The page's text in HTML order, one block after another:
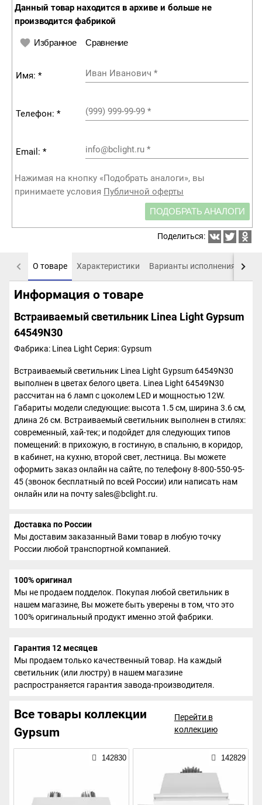
Данный товар находится в архиве и больше не
производится фабрикой
Избранное Сравнение
Имя: * Иван Иванович *
Телефон: * (999) 999-99-99 *
Email: * info@bclight.ru *
Нажимая на кнопку «Подобрать аналоги», вы
принимаете условия Публичной оферты
ПОДОБРАТЬ АНАЛОГИ
Поделиться:
О товаре Характеристики Варианты исполнения
Информация о товаре
Встраиваемый светильник Linea Light Gypsum
64549N30
Фабрика: Linea Light Серия: Gypsum
Встраиваемый светильник Linea Light Gypsum 64549N30
выполнен в цветах белого цвета. Linea Light 64549N30
рассчитан на 6 ламп с цоколем LED и мощностью 12W.
Габариты модели следующие: высота 1.5 см, ширина 3.6 см,
длина 26 см. Встраиваемый светильник выполнен в стилях:
современный, хай-тек; и подойдет для следующих типов
помещений: в прихожую, в гостиную, в спальню, в коридор,
в кабинет, на кухню, второй свет, лестница. Вы можете
оформить заказ онлайн на сайте, по телефону 8-800-550-95-
45 (звонок бесплатный по всей России) или написать нам
онлайн или на почту sales@bclight.ru.
Доставка по России
Мы доставим заказанный Вами товар в любую точку
России любой транспортной компанией.
100% оригинал
Мы не продаем подделок. Покупая любой светильник в
нашем магазине, Вы можете быть уверены в том, что это
100% оригинальный продукт именно этой фабрики.
Гарантия 12 месяцев
Мы продаем только качественный товар. На каждый
светильник (или люстру) в нашем магазине
распространяется гарантия завода-производителя.
Все товары коллекции
Gypsum
Перейти в
коллекцию
142830 142829